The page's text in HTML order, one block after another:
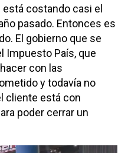
está costando casi el
pasado. Entonces es
El gobierno que se
Impuesto País, que
con las
y todavía no
cliente está con
poder cerrar un